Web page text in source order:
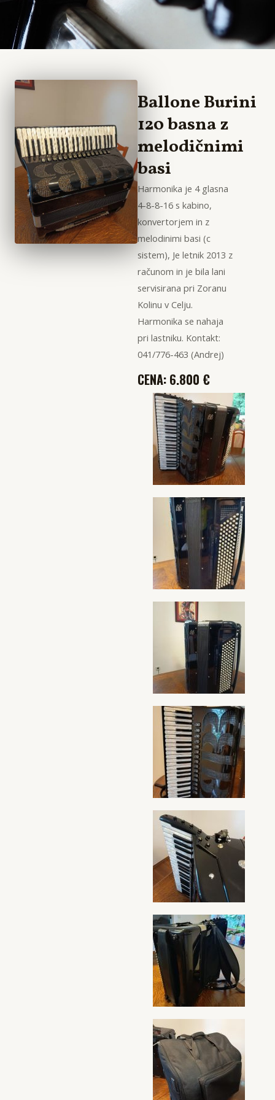
Ballone Burini
120 basna z
melodičnimi
basi
Harmonika je 4 glasna
4-8-8-16 s kabino,
konvertorjem in z
melodinimi basi (c
sistem), Je letnik 2013 z
računom in je bila lani
servisirana pri Zoranu
Kolinu v Celju.
Harmonika se nahaja
pri lastniku. Kontakt:
041/776-463 (Andrej)
CENA: 6.800 €